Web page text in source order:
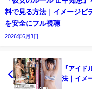
料で見る方法｜イメージビ
を安全にフル視聴
2026年6月3日
『アイド
法｜イメ